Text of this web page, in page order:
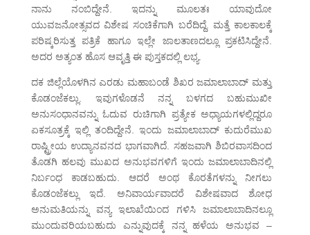
ನಾನು ನಂಬಿದ್ದೇನೆ. ಇದನ್ನು ಮೂಲತಃ ಯಾವುದೋ
ಯುವಜನೋತ್ಸವದ ವಿಶೇಷ ಸಂಚಿಕೆಗಾಗಿ ಬರೆದಿದ್ದೆ. ಮತ್ತೆ ಕಾಲಕಾಲಕ್ಕೆ
ಪರಿಷ್ಕರಿಸುತ್ತ ಪತ್ರಿಕೆ ಹಾಗೂ ಇಲ್ಲೇ ಜಾಲತಾಣದಲ್ಲೂ ಪ್ರಕಟಿಸಿದ್ದೇನೆ.
ಅದರ ಅತ್ಯಂತ ಹೊಸ ಆವೃತ್ತಿ ಈ ಪುಸ್ತಕದಲ್ಲಿ ಲಭ್ಯ.
ದಕ ಜಿಲ್ಲೆಯೊಳಗಿನ ಎರಡು ಮಹಾಬಂಡೆ ಶಿಖರ ಜಮಾಲಾಬಾದ್ ಮತ್ತು
ಕೊಡಂಜೆಕಲ್ಲು. ಇವುಗಳೊಡನೆ ನನ್ನ ಬಳಗದ ಬಹುಮುಖೀ
ಅನುಸಂಧಾನವನ್ನು ಓದುವ ರುಚಿಗಾಗಿ ಪ್ರತ್ಯೇಕ ಅಧ್ಯಾಯಗಳಲ್ಲಿದ್ದರೂ
ಏಕಸೂತ್ರಕ್ಕೆ ಇಲ್ಲಿ ತಂದಿದ್ದೇನೆ. ಇಂದು ಜಮಾಲಾಬಾದ್ ಕುದುರೆಮುಖ
ರಾಷ್ಟ್ರೀಯ ಉದ್ಯಾನವನದ ಭಾಗವಾಗಿದೆ. ಸಹಜವಾಗಿ ಶಿಬಿರವಾಸದಿಂದ
ತೊಡಗಿ ಹಲವು ಮುಖದ ಅನುಭವಗಳಿಗೆ ಇಂದು ಜಮಾಲಾಬಾದಿನಲ್ಲಿ
ನಿರ್ಬಂಧ ಕಾಡಬಹುದು. ಆದರೆ ಅಂಥ ಕೊರತೆಗಳನ್ನು ನೀಗಲು
ಕೊಡಂಜೆಕಲ್ಲು ಇದೆ. ಅನಿವಾರ್ಯವಾದರೆ ವಿಶೇಷವಾದ ಶೋಧ
ಅನುಮತಿಯನ್ನು ವನ್ಯ ಇಲಾಖೆಯಿಂದ ಗಳಿಸಿ ಜಮಾಲಾಬಾದಿನಲ್ಲೂ
ಮುಂದುವರಿಯಬಹುದು ಎನ್ನುವುದಕ್ಕೆ ನನ್ನ ಹಳೆಯ ಅನುಭವ –